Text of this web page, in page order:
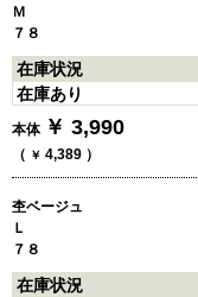
Ｍ
７８
在庫状況
在庫あり
本体 ￥ 3,990
（ ￥ 4,389 ）
杢ベージュ
Ｌ
７８
在庫状況